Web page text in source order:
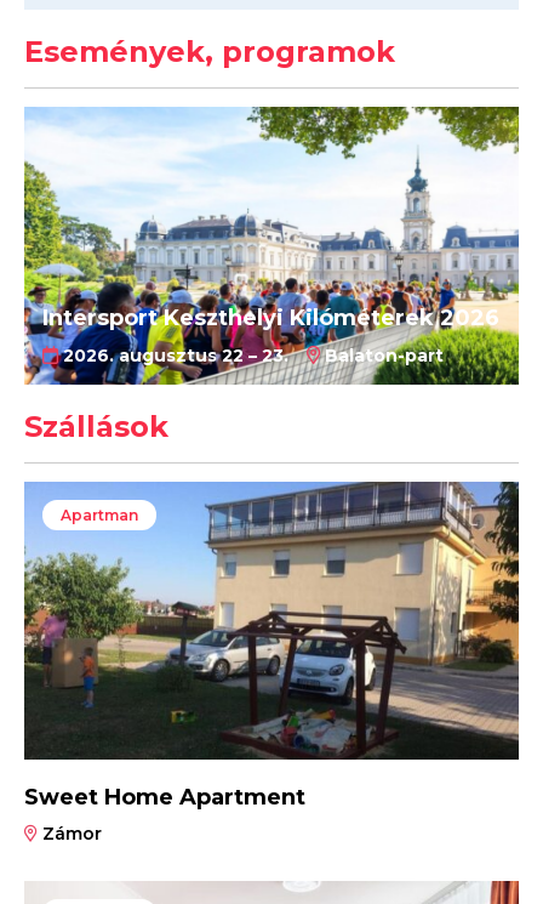
Események, programok
Intersport Keszthelyi Kilóméterek 2026
2026. augusztus 22 – 23. Balaton-part
Szállások
Apartman
Sweet Home Apartment
Zámor